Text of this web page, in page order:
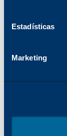
Estadísticas
Marketing